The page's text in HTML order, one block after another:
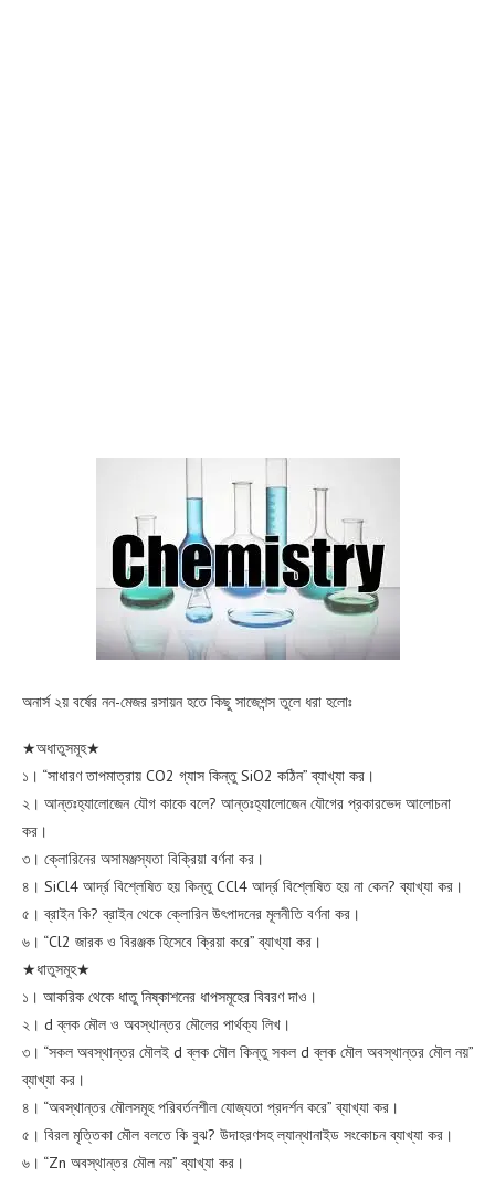
অনার্স ২য় বর্ষের নন-মেজর রসায়ন হতে কিছু সাজেশন্স তুলে ধরা হলোঃ
★অধাতুসমূহ★
১। “সাধারণ তাপমাত্রায় CO2 গ্যাস কিন্তু SiO2 কঠিন” ব্যাখ্যা কর।
২। আন্তঃহ্যালোজেন যৌগ কাকে বলে? আন্তঃহ্যালোজেন যৌগের প্রকারভেদ আলোচনা
কর।
৩। ক্লোরিনের অসামঞ্জস্যতা বিক্রিয়া বর্ণনা কর।
৪। SiCl4 আর্দ্র বিশ্লেষিত হয় কিন্তু CCl4 আর্দ্র বিশ্লেষিত হয় না কেন? ব্যাখ্যা কর।
৫। ব্রাইন কি? ব্রাইন থেকে ক্লোরিন উৎপাদনের মূলনীতি বর্ণনা কর।
৬। “Cl2 জারক ও বিরঞ্জক হিসেবে ক্রিয়া করে” ব্যাখ্যা কর।
★ধাতুসমূহ★
১। আকরিক থেকে ধাতু নিষ্কাশনের ধাপসমূহের বিবরণ দাও।
২। d ব্লক মৌল ও অবস্থান্তর মৌলের পার্থক্য লিখ।
৩। “সকল অবস্থান্তর মৌলই d ব্লক মৌল কিন্তু সকল d ব্লক মৌল অবস্থান্তর মৌল নয়”
ব্যাখ্যা কর।
৪। “অবস্থান্তর মৌলসমূহ পরিবর্তনশীল যোজ্যতা প্রদর্শন করে” ব্যাখ্যা কর।
৫। বিরল মৃত্তিকা মৌল বলতে কি বুঝ? উদাহরণসহ ল্যান্থানাইড সংকোচন ব্যাখ্যা কর।
৬। “Zn অবস্থান্তর মৌল নয়” ব্যাখ্যা কর।